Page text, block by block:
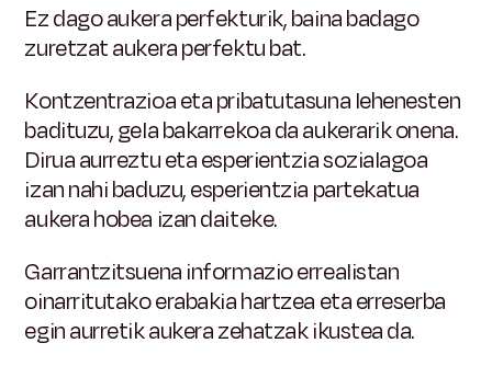
Ez dago aukera perfekturik, baina badago
zuretzat aukera perfektu bat.
Kontzentrazioa eta pribatutasuna lehenesten
badituzu, gela bakarrekoa da aukerarik onena.
Dirua aurreztu eta esperientzia sozialagoa
izan nahi baduzu, esperientzia partekatua
aukera hobea izan daiteke.
Garrantzitsuena informazio errealistan
oinarritutako erabakia hartzea eta erreserba
egin aurretik aukera zehatzak ikustea da.